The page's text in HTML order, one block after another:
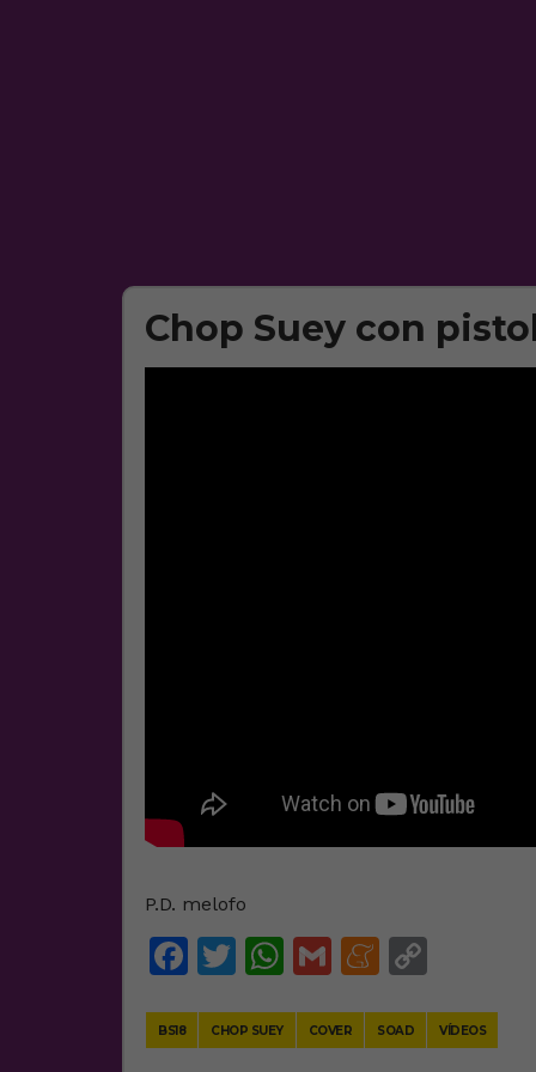
Chop Suey con
P.D. melofo
Facebook
Twitter
WhatsApp
Gmail
BS18 CHOP SUEY COVER SOAD VÍDEOS